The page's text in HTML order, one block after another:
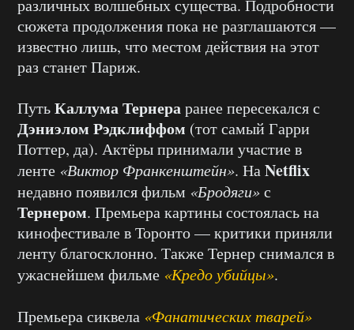
различных волшебных существа. Подробности
сюжета продолжения пока не разглашаются —
известно лишь, что местом действия на этот
раз станет Париж.
ПутьКаллума Тернераранее пересекался с
Дэниэлом Рэдклиффом (тот самый Гарри
Поттер, да). Актёры принимали участие в
ленте «Виктор Франкенштейн». НаNetflix
недавно появился фильм «Бродяги»с
Тернером. Премьера картины состоялась на
кинофестивале в Торонто — критики приняли
ленту благосклонно. Также Тернер снимался в
ужаснейшем фильме «Кредо убийцы».
Премьера сиквела «Фанатических тварей»